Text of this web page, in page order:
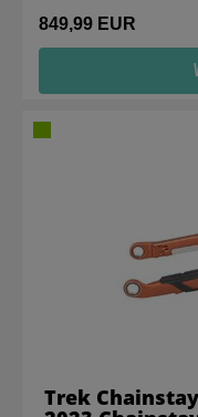
849,99 EUR
Trek